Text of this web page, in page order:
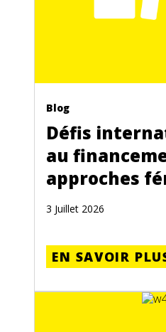
Blog
Défis
au
approches
3 Juillet 2026
EN SAVOIR